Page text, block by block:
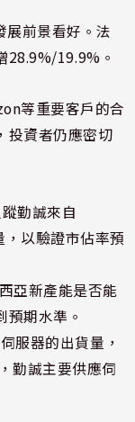
展前景看好。法
28.9%/19.9%。
等重要客戶的合
投資者仍應密切
勤誠來自
以驗證市佔率預
亞新產能是否能
期水準。
服器的出貨量，
勤誠主要供應伺